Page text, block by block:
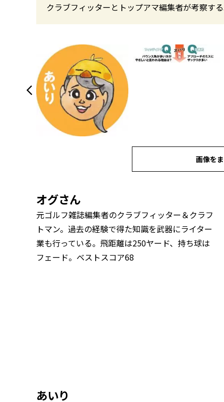
クラブフィッターとトップアマ編集者が考察す
画像を
オグさん
元ゴルフ雑誌編集者のクラブフィッター＆クラフ
トマン。過去の経験で得た知識を武器にライター
業も行っている。飛距離は250ヤード、持ち球は
フェード。ベストスコア68
あいり